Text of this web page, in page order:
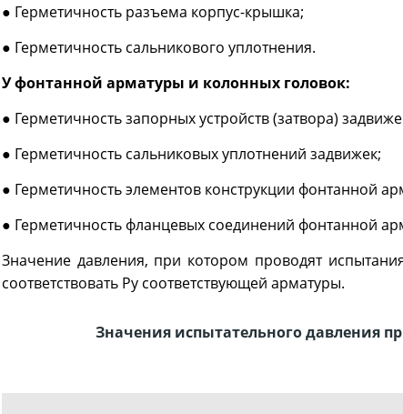
● Герметичность разъема корпус-крышка;
● Герметичность сальникового уплотнения.
У фонтанной арматуры и колонных головок:
● Герметичность запорных устройств (затвора)
● Герметичность сальниковых уплотнений задвижек;
● Герметичность элементов конструкции фонтанной
● Герметичность фланцевых соединений фонтанной
Значение давления, при котором проводят
соответствовать Ру соответствующей арматуры.
Значения испытательного давления